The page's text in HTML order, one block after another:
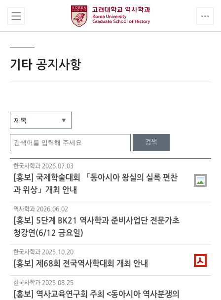
기타 공지사항
검색
한국사학과 2026.07.03
[홍보] 국제학술대회 「동아시아 왕실의 실록 편찬
과 위상」개최 안내
역사학과 2026.06.02
[홍보] 5단계 BK21 역사학과 준비사업단 전문가초
청강연(6/12 금요일)
한국사학과 2025.10.20
[홍보] 제68회 전국역사학대회 개최 안내
한국사학과 2025.08.25
[홍보] 역사교육연구회 주최 <동아시아 역사분쟁의